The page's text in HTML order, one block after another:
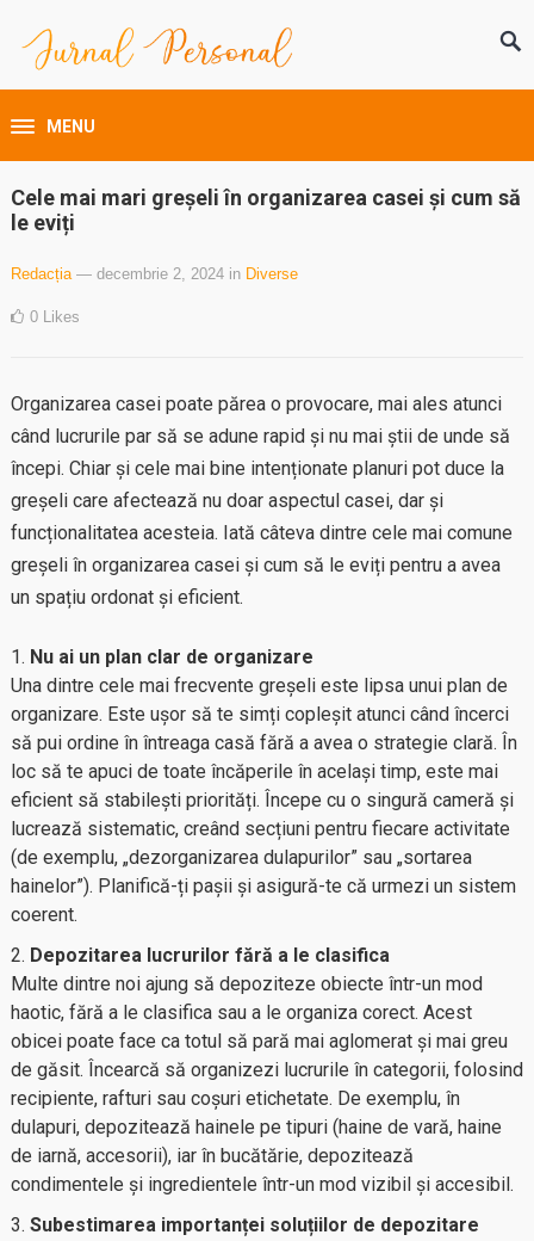
MENU
Cele mai mari greșeli în organizarea casei și cum să
le eviți
Redacția — decembrie 2, 2024 in Diverse
0 Likes
Organizarea casei poate părea o provocare, mai ales atunci
când lucrurile par să se adune rapid și nu mai știi de unde să
începi. Chiar și cele mai bine intenționate planuri pot duce la
greșeli care afectează nu doar aspectul casei, dar și
funcționalitatea acesteia. Iată câteva dintre cele mai comune
greșeli în organizarea casei și cum să le eviți pentru a avea
un spațiu ordonat și eficient.
Nu ai un plan clar de organizare
Una dintre cele mai frecvente greșeli este lipsa unui plan de
organizare. Este ușor să te simți copleșit atunci când încerci
să pui ordine în întreaga casă fără a avea o strategie clară. În
loc să te apuci de toate încăperile în același timp, este mai
eficient să stabilești priorități. Începe cu o singură cameră și
lucrează sistematic, creând secțiuni pentru fiecare activitate
(de exemplu, „dezorganizarea dulapurilor” sau „sortarea
hainelor”). Planifică-ți pașii și asigură-te că urmezi un sistem
coerent.
Depozitarea lucrurilor fără a le clasifica
Multe dintre noi ajung să depoziteze obiecte într-un mod
haotic, fără a le clasifica sau a le organiza corect. Acest
obicei poate face ca totul să pară mai aglomerat și mai greu
de găsit. Încearcă să organizezi lucrurile în categorii, folosind
recipiente, rafturi sau coșuri etichetate. De exemplu, în
dulapuri, depozitează hainele pe tipuri (haine de vară, haine
de iarnă, accesorii), iar în bucătărie, depozitează
condimentele și ingredientele într-un mod vizibil și accesibil.
Subestimarea importanței soluțiilor de depozitare